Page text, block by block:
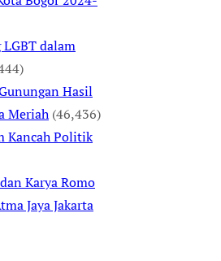
dalam
Hasil
Meriah (46,436)
Kancah Politik
Karya Romo
Jaya Jakarta